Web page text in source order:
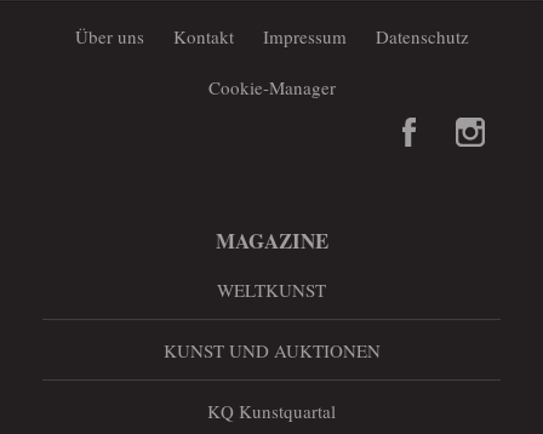
Über uns Kontakt Impressum Datenschutz
Cookie-Manager
MAGAZINE
WELTKUNST
KUNST UND AUKTIONEN
KQ Kunstquartal